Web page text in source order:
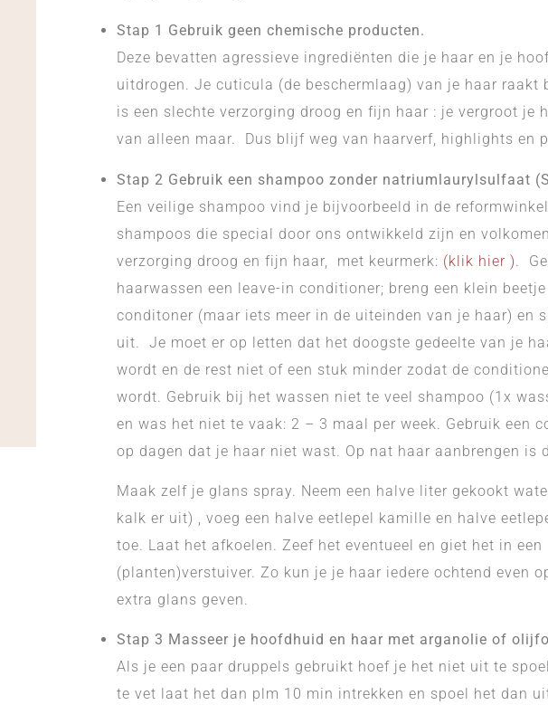
Stap 1 Gebruik geen chemische producten.
Deze bevatten agressieve ingrediënten die je haar en je
uitdrogen. Je cuticula (de beschermlaag) van je haar
is een slechte verzorging droog en fijn haar : je vergroot je
van alleen maar. Dus blijf weg van haarverf, highlights en
Stap 2 Gebruik een shampoo zonder natriumlaurylsulfaat
Een veilige shampoo vind je bijvoorbeeld in de
shampoos die special door ons ontwikkeld zijn en
verzorging droog en fijn haar, met keurmerk: (klik hier ) .
haarwassen een leave-in conditioner; breng een klein
conditoner (maar iets meer in de uiteinden van je haar) en
uit. Je moet er op letten dat het doogste gedeelte van je
wordt en de rest niet of een stuk minder zodat de
wordt. Gebruik bij het wassen niet te veel shampoo (1x
en was het niet te vaak: 2 – 3 maal per week. Gebruik een
op dagen dat je haar niet wast. Op nat haar aanbrengen is
Maak zelf je glans spray. Neem een halve liter gekookt
kalk er uit) , voeg een halve eetlepel kamille en halve
toe. Laat het afkoelen. Zeef het eventueel en giet het in een
(planten)verstuiver. Zo kun je je haar iedere ochtend even
extra glans geven.
Stap 3 Masseer je hoofdhuid en haar met arganolie of
Als je een paar druppels gebruikt hoef je het niet uit te
te vet laat het dan plm 10 min intrekken en spoel het dan